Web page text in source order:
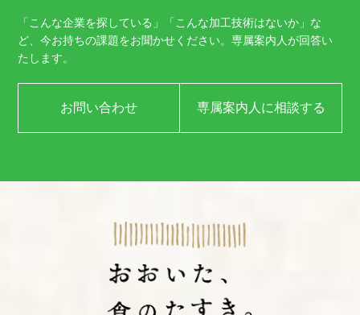
「こんな企業を探している」「こんな加工技術はないか」な
ど、今お持ちの課題をお聞かせください。専属案内人が回答い
たします。
お問い合わせ 専属案内人に相談する